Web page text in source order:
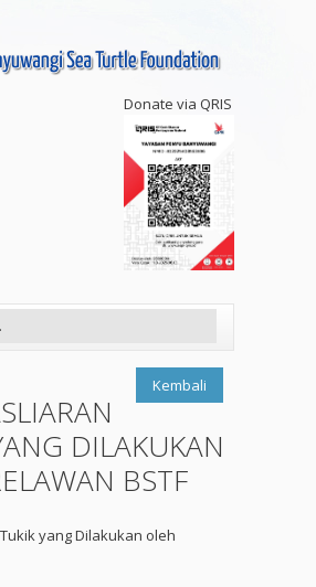
Donate via QRIS
Kembali
DILAKUKAN
BSTF
yang Dilakukan oleh